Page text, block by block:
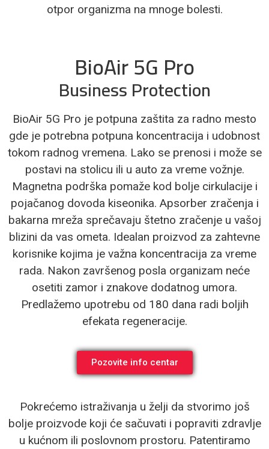
otpor organizma na mnoge bolesti.
BioAir 5G Pro
Business Protection
BioAir 5G Pro je potpuna zaštita za radno mesto
gde je potrebna potpuna koncentracija i udobnost
tokom radnog vremena. Lako se prenosi i može se
postavi na stolicu ili u auto za vreme vožnje.
Magnetna podrška pomaže kod bolje cirkulacije i
pojačanog dovoda kiseonika. Apsorber zračenja i
bakarna mreža sprečavaju štetno zračenje u vašoj
blizini da vas ometa. Idealan proizvod za zahtevne
korisnike kojima je važna koncentracija za vreme
rada. Nakon završenog posla organizam neće
osetiti zamor i znakove dodatnog umora.
Predlažemo upotrebu od 180 dana radi boljih
efekata regeneracije.
Pozovite info centar
Pokrećemo istraživanja u želji da stvorimo još
bolje proizvode koji će sačuvati i popraviti zdravlje
u kućnom ili poslovnom prostoru. Patentiramo